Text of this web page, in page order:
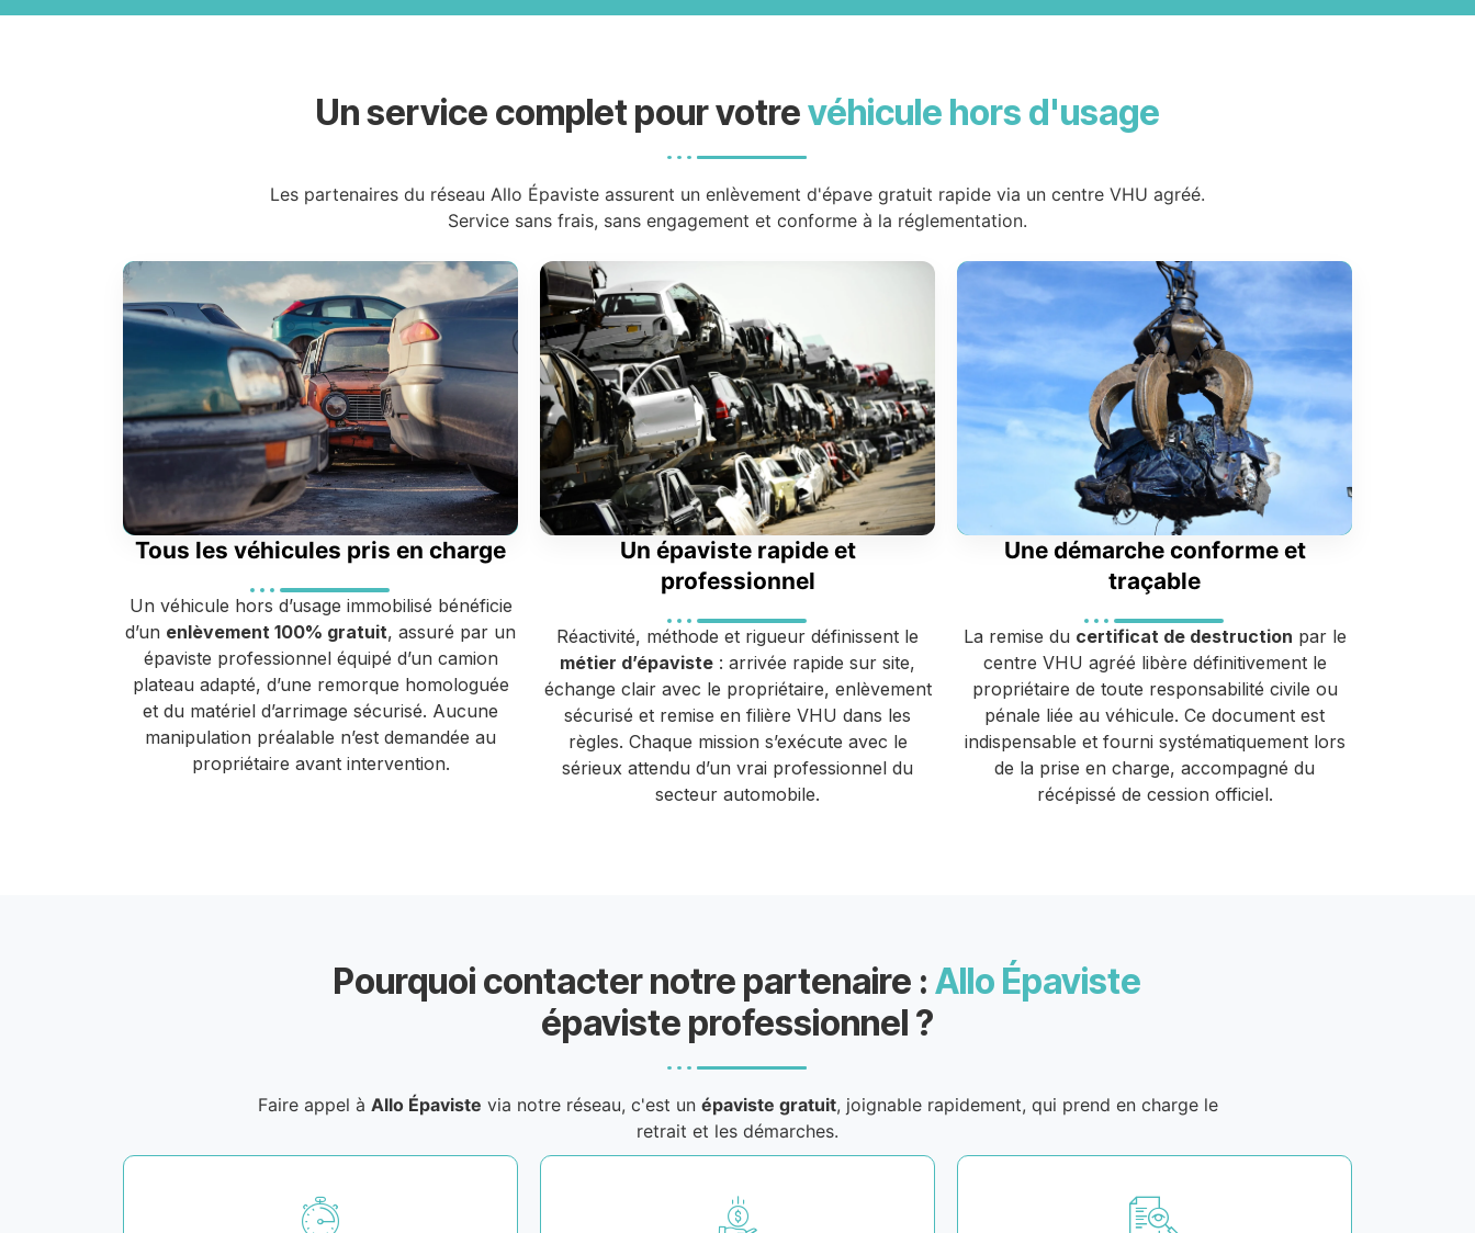
Un service complet pour votrevéhicule hors d'usage
Les partenaires du réseau Allo Épaviste assurent un enlèvement d'épave gratuit rapide via un centre VHU agréé.
Service sans frais, sans engagement et conforme à la réglementation.
Tous les véhicules pris en charge
Un véhicule hors d’usage immobilisé bénéficie
d’un enlèvement 100% gratuit, assuré par un
épaviste professionnel équipé d’un camion
plateau adapté, d’une remorque homologuée
et du matériel d’arrimage sécurisé. Aucune
manipulation préalable n’est demandée au
propriétaire avant intervention.
Un épaviste rapide et
professionnel
Réactivité, méthode et rigueur définissent le
métier d’épaviste : arrivée rapide sur site,
échange clair avec le propriétaire, enlèvement
sécurisé et remise en filière VHU dans les
règles. Chaque mission s’exécute avec le
sérieux attendu d’un vrai professionnel du
secteur automobile.
Une démarche conforme et
traçable
La remise du certificat de destruction par le
centre VHU agréé libère définitivement le
propriétaire de toute responsabilité civile ou
pénale liée au véhicule. Ce document est
indispensable et fourni systématiquement lors
de la prise en charge, accompagné du
récépissé de cession officiel.
Pourquoi contacter notre partenaire : Allo Épaviste
épaviste professionnel ?
Faire appel à Allo Épaviste via notre réseau, c'est un épaviste gratuit, joignable rapidement, qui prend en charge le
retrait et les démarches.